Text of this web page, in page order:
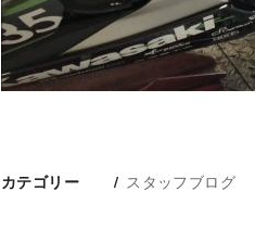
カテゴリー スタッフブログ